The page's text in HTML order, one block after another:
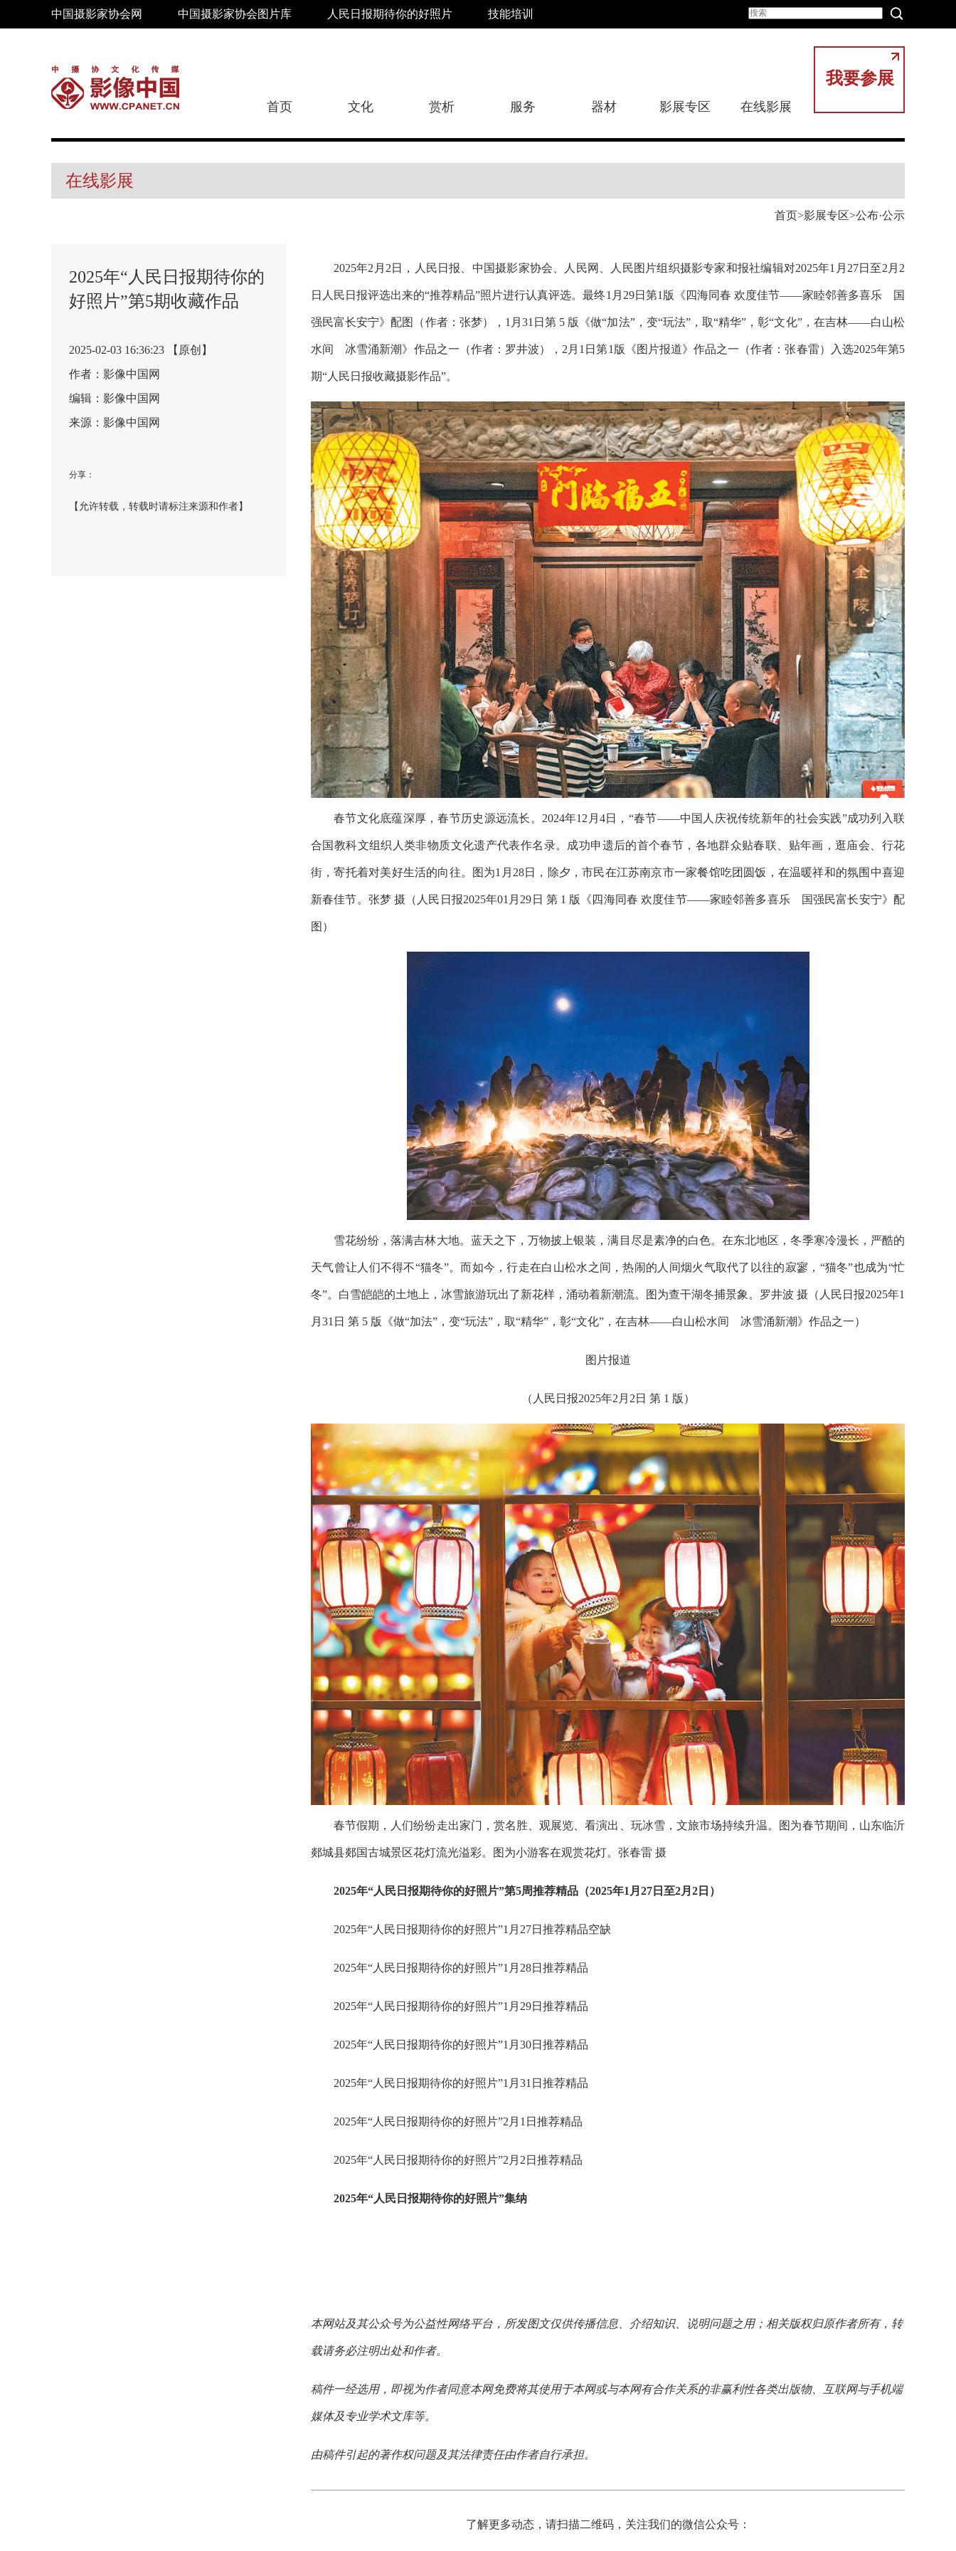
中国摄影家协会网 中国摄影家协会图片库 人民日报期待你的好照片 技能培训
我要参展
首页 文化 赏析 服务 器材 影展专区 在线影展
在线影展
首页 影展专区 公布·公示
2025年“人民日报期待你的
好照片”第5期收藏作品
2025-02-03 16:36:23 【原创】
作者：影像中国网
编辑：影像中国网
来源：影像中国网
分享：
【允许转载，转载时请标注来源和作者】
2025年2月2日，人民日报、中国摄影家协会、人民网、人民图片组织摄影专家和报社编辑对2025年1月27日至2月2
日人民日报评选出来的“推荐精品”照片进行认真评选。最终1月29日第1版《四海同春 欢度佳节——家睦邻善多喜乐 国
强民富长安宁》配图（作者：张梦），1月31日第 5 版《做“加法”，变“玩法”，取“精华”，彰“文化”，在吉林——白山松
水间 冰雪涌新潮》作品之一（作者：罗井波），2月1日第1版《图片报道》作品之一（作者：张春雷）入选2025年第5
期“人民日报收藏摄影作品”。
春节文化底蕴深厚，春节历史源远流长。2024年12月4日，“春节——中国人庆祝传统新年的社会实践”成功列入联
合国教科文组织人类非物质文化遗产代表作名录。成功申遗后的首个春节，各地群众贴春联、贴年画，逛庙会、行花
街，寄托着对美好生活的向往。图为1月28日，除夕，市民在江苏南京市一家餐馆吃团圆饭，在温暖祥和的氛围中喜迎
新春佳节。张梦 摄（人民日报2025年01月29日 第 1 版《四海同春 欢度佳节——家睦邻善多喜乐 国强民富长安宁》配
图）
雪花纷纷，落满吉林大地。蓝天之下，万物披上银装，满目尽是素净的白色。在东北地区，冬季寒冷漫长，严酷的
天气曾让人们不得不“猫冬”。而如今，行走在白山松水之间，热闹的人间烟火气取代了以往的寂寥，“猫冬”也成为“忙
冬”。白雪皑皑的土地上，冰雪旅游玩出了新花样，涌动着新潮流。图为查干湖冬捕景象。罗井波 摄（人民日报2025年1
月31日 第 5 版《做“加法”，变“玩法”，取“精华”，彰“文化”，在吉林——白山松水间 冰雪涌新潮》作品之一）
图片报道
（人民日报2025年2月2日 第 1 版）
春节假期，人们纷纷走出家门，赏名胜、观展览、看演出、玩冰雪，文旅市场持续升温。图为春节期间，山东临沂
郯城县郯国古城景区花灯流光溢彩。图为小游客在观赏花灯。张春雷 摄
2025年“人民日报期待你的好照片”第5周推荐精品（2025年1月27日至2月2日）
2025年“人民日报期待你的好照片”1月27日推荐精品空缺
2025年“人民日报期待你的好照片”1月28日推荐精品
2025年“人民日报期待你的好照片”1月29日推荐精品
2025年“人民日报期待你的好照片”1月30日推荐精品
2025年“人民日报期待你的好照片”1月31日推荐精品
2025年“人民日报期待你的好照片”2月1日推荐精品
2025年“人民日报期待你的好照片”2月2日推荐精品
2025年“人民日报期待你的好照片”集纳
本网站及其公众号为公益性网络平台，所发图文仅供传播信息、介绍知识、说明问题之用；相关版权归原作者所有，转
载请务必注明出处和作者。
稿件一经选用，即视为作者同意本网免费将其使用于本网或与本网有合作关系的非赢利性各类出版物、互联网与手机端
媒体及专业学术文库等。
由稿件引起的著作权问题及其法律责任由作者自行承担。
了解更多动态，请扫描二维码，关注我们的微信公众号：